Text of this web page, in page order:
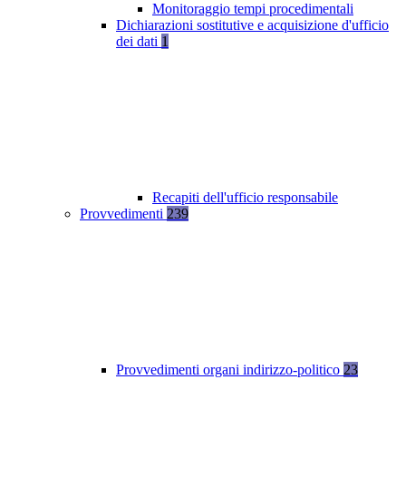
Monitoraggio tempi procedimentali
Dichiarazioni sostitutive e acquisizione d'ufficio
dei dati 1
Recapiti dell'ufficio responsabile
Provvedimenti 239
Provvedimenti organi indirizzo-politico 23